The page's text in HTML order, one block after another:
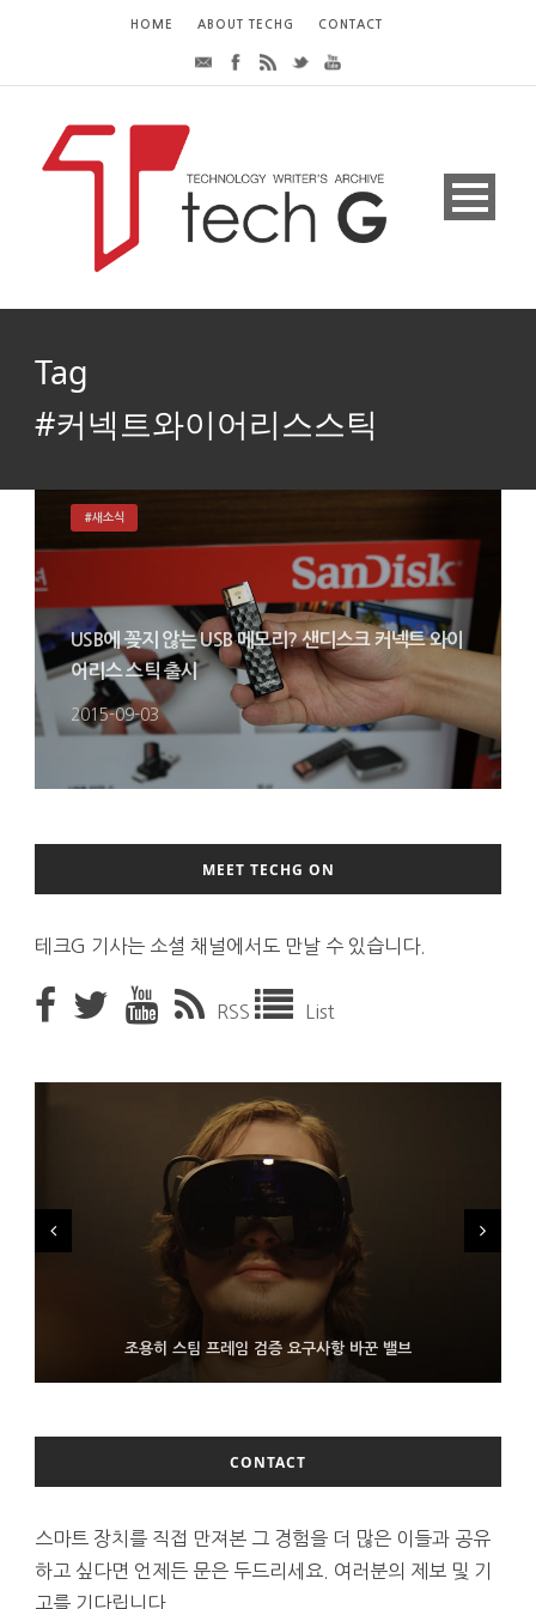
HOME ABOUT TECHG CONTACT
Tag
#커넥트와이어리스스틱
USB에 꽂지 않는 USB 메모리? 샌디스크 커넥트 와이
어리스 스틱 출시
2015-09-03
#새소식
MEET TECHG ON
테크G 기사는 소셜 채널에서도 만날 수 있습니다.
RSS List
조용히 스팀 프레임 검증 요구사항 바꾼 밸브
9월 4일부터 서비스 접는 안드로이드 장치용 구글 어시스턴트
보인 삼성전자
CONTACT
스마트 장치를 직접 만져본 그 경험을 더 많은 이들과 공유
하고 싶다면 언제든 문은 두드리세요. 여러분의 제보 및 기
고를 기다립니다.